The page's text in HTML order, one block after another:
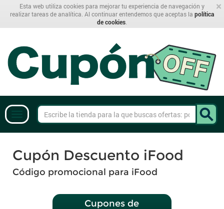
×
Esta web utiliza cookies para mejorar tu experiencia de navegación y
realizar tareas de analítica. Al continuar entendemos que aceptas la política
de cookies
Cupón Descuento iFood
Código promocional para iFood
Cupones de